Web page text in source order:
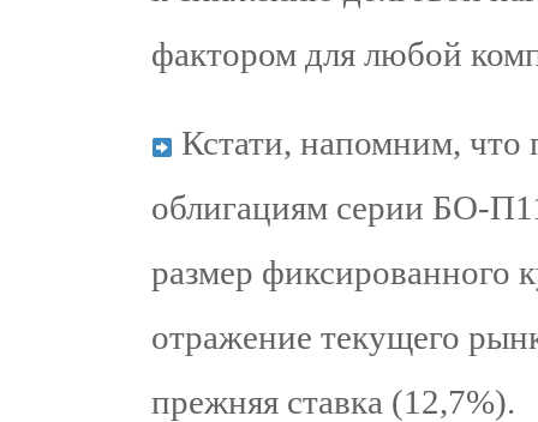
фактором для любой
Кстати, напомним, что
облигациям серии БО-
размер фиксированного
отражение текущего
прежняя ставка (12,7%).